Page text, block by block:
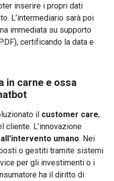
inserire i propri dati
L’intermediario sarà poi
immediata su supporto
certificando la data e
in carne e ossa
il customer care,
cliente. L’innovazione
umano. Nei
o gestiti tramite sistemi
per gli investimenti o i
ha il diritto di